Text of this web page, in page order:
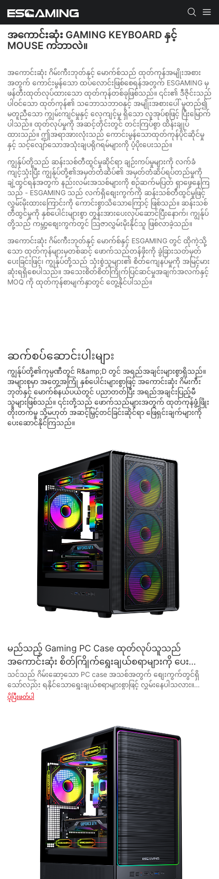
အကောင်းဆုံး GAMING KEYBOARD နှင့်
MOUSE ကဘာလဲ။
အကောင်းဆုံး ဂိမ်းကီးဘုတ်နှင့် မောက်စ်သည် ထုတ်ကုန်အမျိုးအစား
အတွက် ကောင်းမွန်သော ထပ်လောင်းဖြစ်စေရန်အတွက် ESGAMING မှ
ဖန်တီးထုတ်လုပ်ထားသော ထုတ်ကုန်တစ်ခုဖြစ်သည်။ ၎င်း၏ ဒီဇိုင်းသည်
ပါဝင်သော ထုတ်ကုန်၏ သဘောသဘာဝနှင့် အမျိုးအစားပေါ် မူတည်၍
မတူညီသော ကျွမ်းကျင်မှုနှင့် လေ့ကျင့်မှု ရှိသော လူအုပ်စုဖြင့် ပြီးမြောက်
ပါသည်။ ထုတ်လုပ်မှုကို အဆင့်တိုင်းတွင် တင်းကြပ်စွာ ထိန်းချုပ်
ထားသည်။ ဤအရာအားလုံးသည် ကောင်းမွန်သောထုတ်ကုန်ပိုင်ဆိုင်မှု
နှင့် သင့်လျော်သောအသုံးချပရိုဂရမ်များကို ပံ့ပိုးပေးသည်။
ကျွန်ုပ်တို့သည် ဆန်းသစ်တီထွင်မှုဆိုင်ရာ ချဉ်းကပ်မှုများကို လက်ခံ
ကျင့်သုံးပြီး ကျွန်ုပ်တို့၏အမှတ်တံဆိပ်၏ အမှတ်တံဆိပ်ရပ်တည်မှုကို
ချဲ့ထွင်ရန်အတွက် နည်းလမ်းအသစ်များကို စဉ်ဆက်မပြတ် ရှာဖွေနေကြ
သည် - ESGAMING သည် လက်ရှိစျေးကွက်ကို ဆန်းသစ်တီထွင်မှုဖြင့်
လွှမ်းမိုးထားကြောင်းကို ကောင်းစွာသိသောကြောင့် ဖြစ်သည်။ ဆန်းသစ်
တီထွင်မှုကို နှစ်ပေါင်းများစွာ တွန်းအားပေးလုပ်ဆောင်ပြီးနောက်၊ ကျွန်ုပ်
တို့သည် ကမ္ဘာ့စျေးကွက်တွင် သြဇာလွှမ်းမိုးနိုင်သူ ဖြစ်လာခဲ့သည်။
အကောင်းဆုံး ဂိမ်းကီးဘုတ်နှင့် မောက်စ်နှင့် ESGAMING တွင် ထိုကဲ့သို့
သော ထုတ်ကုန်များမှတစ်ဆင့် ဖောက်သည်တန်ဖိုးကို ခွဲခြားသတ်မှတ်
ပေးခြင်းဖြင့်၊ ကျွန်ုပ်တို့သည် သုံးစွဲသူများ၏ စိတ်ကျေနပ်မှုကို အမြင့်မား
ဆုံးရရှိစေပါသည်။ အသေးစိတ်စိတ်ကြိုက်ပြင်ဆင်မှုအချက်အလက်နှင့်
MOQ ကို ထုတ်ကုန်စာမျက်နှာတွင် တွေ့နိုင်ပါသည်။
ဆက်စပ်ဆောင်းပါးများ
ကျွန်ုပ်တို့၏ကုမ္ပဏီတွင် R&amp;D တွင် အရည်အချင်းများစွာရှိသည်။
အများစုမှာ အတွေ့အကြုံ နှစ်ပေါင်းများစွာဖြင့် အကောင်းဆုံး ဂိမ်းကီး
ဘုတ်နှင့် မောက်စ်နယ်ပယ်တွင် ပညာတတ်ပြီး အရည်အချင်းပြည့်မီ
သူများဖြစ်သည်။ ၎င်းတို့သည် ဖောက်သည်များအတွက် ထုတ်ကုန်ဖွံ့ဖြိုး
တိုးတက်မှု သို့မဟုတ် အဆင့်မြှင့်တင်ခြင်းဆိုင်ရာ ဖြေရှင်းချက်များကို
ပေးဆောင်နိုင်ကြသည်။
မည်သည့် Gaming PC Case ထုတ်လုပ်သူသည်
အကောင်းဆုံး စိတ်ကြိုက်ရွေးချယ်စရာများကို ပေး
ဆောင်သနည်း။
သင်သည် ဂိမ်းဆော့သော PC case အသစ်အတွက် စျေးကွက်တွင်ရှိသော်လည်း ရနိုင်သောရွေးချယ်စရာများစွာဖြင့် လွှမ်းနေပါသလား။ နောက်ထပ်မကြည့်ပါနဲ့! ဤဆောင်းပါးတွင်၊ မည်သည့်ဂိမ်းဆော့ကစား PC case ထုတ်လုပ်သူသည် သင်၏ သီးခြားလိုအပ်ချက်များနှင့် နှစ်သက်မှုများနှင့် ကိုက်ညီရန် အကောင်းဆုံး စိတ်ကြိုက်ရွေးချယ်စရာများကို ပေးဆောင်သည်ကို ကျွန်ုပ်တို့ ရှာဖွေလေ့လာပါသည်။ LED မီးအလင်းရောင်မှသည် tempered glass panels များအထိ၊ သင့်နောက်ထပ်တည်ဆောက်မှုအတွက် အသိဉာဏ်ဖြင့် ဆုံးဖြတ်ချက်တစ်ခုချနိုင်စေရန်အတွက် ကျွန်ုပ်တို့သည် စျေးကွက်ရှိ ထိပ်တန်းရွေးချယ်မှုများကို စူးစမ်းလေ့လာပါသည်။ အဆုံးစွန်သောဂိမ်းအတွေ့အကြုံအတွက် အကောင်းဆုံးရွေးချယ်စရာများကို ခွဲခြမ်းစိပ်ဖြာခြင်းဖြင့် ကျွန်ုပ်တို့နှင့်ပူးပေါင်းပါ။ - Gaming PC Case ထုတ်လုပ်သူများ၏ ခြုံငုံသုံးသပ်ချက် ဂိမ်းဆော့သော PC တစ်လုံးတည်ဆောက်ရာတွင် ထည့်သွင်းစဉ်းစားရမည့် အရေးကြီးဆုံးအစိတ်အပိုင်းတစ်ခုမှာ PC case ဖြစ်သည်။ Case သည် အတွင်းပိုင်း အစိတ်အပိုင်းများအားလုံးကို တည်ဆောက်ပေးရုံသာမက PC ၏ အလုံးစုံ လှပမှုနှင့် လုပ်ဆောင်နိုင်စွမ်းအတွက် အဓိကအခန်းကဏ္ဍမှ ပါဝင်ပါသည်။ စျေးကွက်တွင် ဂိမ်းဆော့သော PC case ထုတ်လုပ်သူ အများအပြားရှိသဖြင့်၊ အထူးသဖြင့် စိတ်ကြိုက်ရွေးချယ်မှုများသည် သင့်အတွက် ထိပ်တန်းဦးစားပေးဖြစ်လျှင် မှန်ကန်သောတစ်ခုကို ရွေးချယ်ရန် လွန်စွာခက်ခဲနိုင်သည်။ Gaming PC Case ထုတ်လုပ်သူများ၏ ခြုံငုံသုံးသပ်ချက် စိတ်ကြိုက်ရွေးချယ်စရာများစွာကို ပေးဆောင်သည့်အတွက် လူသိများသော ဂိမ်း PC case ထုတ်လုပ်သူအများအပြားရှိပါသည်။ လူကြိုက်အများဆုံးထုတ်လုပ်သူအချို့မှာ Corsair၊ NZXT၊ Thermaltake၊ Cooler Master နှင့် Phanteks တို့ ပါဝင်သည်။ ဤထုတ်လုပ်သူများသည် ၎င်းတို့၏ အရည်အသွေးမြင့် ထုတ်ကုန်များနှင့် ဆန်းသစ်သော ဒီဇိုင်းများကြောင့် လူသိများသော စက်မှုလုပ်ငန်းတွင် ခေါင်းဆောင်များအဖြစ် ၎င်းတို့ကိုယ်ကို ထူထောင်ခဲ့ကြသည်။ Corsair သည် ဂိမ်းကစားသူများအတွက် ဒီဇိုင်းထုတ်ထားသော case အမျိုးမျိုးကို ပေးဆောင်သည့် နာမည်ကြီး ဂိမ်းပီစီ အိတ်ထုတ်လုပ်သူဖြစ်သည်။ ၎င်းတို့၏ အိတ်များသည် ၎င်းတို့၏ ပြောင်မြောက်သော ဒီဇိုင်းများ၊ အရည်အသွေးမြင့် ဆောက်လုပ်ရေးနှင့် စိတ်ကြိုက်ပြင်ဆင်နိုင်သော လုပ်ဆောင်ချက်များကြောင့် လူသိများသည်။ Corsair အိတ်များသည် မကြာခဏ စိတ်ကြိုက်ဖန်သားပြင်များ ၊ RGB အလင်းရောင် နှင့် ကေဘယ် စီမံခန့်ခွဲမှုစနစ်များပါရှိသောကြောင့် အလွယ်တကူ စိတ်ကြိုက်ပြင်ဆင်နိုင်ပြီး စိတ်ကြိုက်ပြင်ဆင်နိုင်စေပါသည်။ NZXT သည် ၎င်းတို့၏ တမူထူးခြားသော ဒီဇိုင်းများနှင့် စိတ်ကြိုက်ပြင်ဆင်နိုင်သော ရွေးချယ်မှုများကြောင့် လူသိများသော နာမည်ကြီး ဂိမ်းပီစီအိတ်ထုတ်လုပ်သူဖြစ်သည်။ NZXT အိတ်များတွင် ကြိုတင်ထည့်သွင်းထားသော RGB အလင်းရောင်၊ ချိန်ညှိနိုင်သော ပန်ကာအမြန်နှုန်းများနှင့် စိတ်ကြိုက်ပြင်ဆင်နိုင်သော ကေဘယ်လမ်းကြောင်းဆိုင်ရာ ရွေးချယ်စရာများ ပါရှိသည်။ ၎င်းတို့၏ အိတ်များသည် ကောင်းမွန်ရုံသာမက သင့်အစိတ်အပိုင်းများအတွက် အကောင်းဆုံးလေ၀င်လေထွက်နှင့် အအေးပေးစွမ်းနိုင်စေရန် ဒီဇိုင်းထုတ်ထားပါသည်။ Thermaltake သည် ၎င်းတို့၏ ဆန်းသစ်သော ဒီဇိုင်းများနှင့် စိတ်ကြိုက်ပြင်ဆင်နိုင်သော လုပ်ဆောင်ချက်များကြောင့် လူသိများသော ဂိမ်းပီစီအိတ်ထုတ်လုပ်သူဖြစ်သည်။ ၎င်းတို့၏ အိတ်များသည် တပ်ဆင်ထားသော ရေအေးပေးစနစ်၊ မော်ဂျူလာဒရိုက်အိတ်များနှင့် စိတ်ကြိုက်ပြင်ဆင်နိုင်သော ရှေ့အကန့်များ ပါရှိသည်။ Thermaltake Case များသည် ဂိမ်းကစားသူများကြားတွင် ရေပန်းစားသော ရွေးချယ်မှုတစ်ခုအဖြစ် လုပ်ဆောင်ချက်နှင့် အလှအပဆိုင်ရာ နှစ်မျိုးလုံးအတွက် ဒီဇိုင်းထုတ်ထားပါသည်။ Cooler Master သည် ၎င်းတို့၏ တာရှည်ခံပြီး စွမ်းဆောင်ရည်မြင့်မားသော အိတ်များဖြင့် လူသိများသော လုပ်ငန်းနယ်ပယ်တွင် နှစ်ပေါင်းများစွာ လုပ်ကိုင်လာခဲ့သည့် ဂိမ်းပီစီအိတ်ထုတ်လုပ်သူဖြစ်သည်။ ၎င်းတို့၏ကိစ္စများတွင် စိတ်ကြိုက်ပြင်ဆင်နိုင်သော ပန်ကာနေရာများ၊ ဖြုတ်တပ်နိုင်သော ဖုန်မှုန့်စစ်ထုတ်မှုများနှင့် မော်ဂျူလာအတွင်းပိုင်းအပြင်အဆင်များပါရှိသည်။ Cooler Master အိတ်များသည် ဂိမ်းကစားသူများကို ၎င်းတို့၏လိုအပ်ချက်များနှင့်ကိုက်ညီစေရန် ၎င်းတို့၏တည်ဆောက်မှုကို စိတ်ကြိုက်ပြင်ဆင်ရန် လိုက်လျောညီထွေဖြစ်စေရန် ဒီဇိုင်းထုတ်ထားသည်။ Phanteks သည် gaming PC case နယ်ပယ်တွင် ဆွေမျိုးပေါက်ဖော်အသစ်တစ်ဦးဖြစ်သော်လည်း ၎င်းတို့၏ ဆန်းသစ်သောဒီဇိုင်းများနှင့် စိတ်ကြိုက်ပြင်ဆင်နိုင်သော ရွေးချယ်မှုများဖြင့် ၎င်းတို့အတွက် လျင်မြန်စွာ နာမည်တစ်ခုပေးခဲ့သည်။ ၎င်းတို့၏ ကိစ္စများတွင် မော်ဂျူလာအတွင်းပိုင်း အပြင်အဆင်များ၊ ကိရိယာနည်းသော တပ်ဆင်မှုအင်္ဂါရပ်များနှင့် ကြိုတင်ထည့်သွင်းထားသည့် RGB အလင်းရောင်များဖြင့် မကြာခဏ လာတတ်သည်။ Phanteks အိတ်များသည် စွယ်စုံရနှင့် စိတ်ကြိုက်ပြင်ဆင်ရန် လွယ်ကူစေရန် ဒီဇိုင်းထုတ်ထားပြီး ထူးခြားသောတည်ဆောက်မှုကို ရှာဖွေနေသည့် ဂိမ်းကစားသူများကြားတွင် ရေပန်းစားသော ရွေးချယ်မှုတစ်ခု ဖြစ်လာစေသည်။ ယေဘုယျအားဖြင့်၊ အကောင်းဆုံး စိတ်ကြိုက်ရွေးချယ်စရာများကို ပေးဆောင်သည့် ဂိမ်းပီစီအိတ်ထုတ်လုပ်သူအား ရွေးချယ်သည့်အခါ၊ ၎င်းသည် နောက်ဆုံးတွင် ကိုယ်ပိုင်စိတ်ကြိုက်နှင့် ဘတ်ဂျက်မှ ဆင်းသက်လာသည်။ ဤထုတ်လုပ်သူတိုင်းတွင် ၎င်း၏ကိုယ်ပိုင်ထူးခြားသောအင်္ဂါရပ်များနှင့် ဒီဇိုင်းများပါရှိသောကြောင့် သင်၏သုတေသနပြုလုပ်ပြီး သင့်လိုအပ်ချက်နှင့်စတိုင်နှင့်အကိုက်ညီဆုံးသော case ကိုရွေးချယ်ရန် အရေးကြီးပါသည်။ RGB အလင်းရောင်ပါသော ပေါ့ပါးပြီး ခေတ်မီသော ကာဗာကို ရှာဖွေနေသည်ဖြစ်စေ၊ အကောင်းဆုံး အအေးခံမှုဖြင့် ပိုမို ရိုးရာနှင့် လုပ်ဆောင်နိုင်သော ကာဗာကို ရှာဖွေနေသည်ဖြစ်စေ သင့်အတွက် ဂိမ်းကစားနိုင်သော PC Case ထုတ်လုပ်သူ ရှိပါသည်။ - စိတ်ကြိုက်ရွေးချယ်စရာများကို နှိုင်းယှဉ်ခြင်း။ ဂိမ်းဆော့သော PC တစ်ခုကို တည်ဆောက်ရာတွင် ဂိမ်းကစားသူများ လုပ်ဆောင်ရန် အရေးကြီးဆုံး ဆုံးဖြတ်ချက်တစ်ခုမှာ မှန်ကန်သော PC Case ကို ရွေးချယ်ခြင်းဖြစ်သည်။ PC case သည် gaming rig ၏ အစိတ်အပိုင်းများအားလုံးကို တပ်ဆင်ပေးရုံသာမကဘဲ setup ၏ အလုံးစုံ လှပမှုနှင့် လုပ်ဆောင်နိုင်စွမ်းအတွက် အရေးပါသော အခန်းကဏ္ဍမှ ပါဝင်ပါသည်။ ဂိမ်းဆော့သော PC case ထုတ်လုပ်သူအများအပြားသည် စိတ်ကြိုက်ရွေးချယ်စရာများစွာကို ပေးဆောင်ခြင်းဖြင့်၊ ၎င်းသည် မည်သည့်အရာကို တွဲရမည်ကို ဆုံးဖြတ်ရန် ခက်ခဲနိုင်သည်။ ဤဆောင်းပါးတွင်၊ သင့်အား အသိပေးဆုံးဖြတ်ချက်တစ်ခုချရာတွင် အထောက်အကူဖြစ်စေရန်အတွက် ထိပ်တန်းဂိမ်း PC case ထုတ်လုပ်သူအချို့မှ ပေးဆောင်ထားသော စိတ်ကြိုက်ရွေးချယ်စရာများကို နှိုင်းယှဉ်ပါမည်။ Corsair သည် ၎င်း၏ အရည်အသွေးမြင့် ထုတ်ကုန်များနှင့် ကျယ်ပြန့်သော စိတ်ကြိုက်ရွေးချယ်မှုများကြောင့် လူသိများသော ထိပ်တန်းဂိမ်း PC အိတ်ထုတ်လုပ်သူဖြစ်သည်။ Corsair ကို ၎င်း၏ပြိုင်ဘက်များနှင့် ခွဲခြားသတ်မှတ်ပေးသည့် အဓိကအင်္ဂါရပ်များထဲမှတစ်ခုမှာ ၎င်း၏ ကျယ်ပြန့်သော အရွယ်အစားနှင့် ပုံစံများဖြစ်သည်။ ကျစ်လစ်သော Mini-ITX အိတ် သို့မဟုတ် တာဝါအပြည့်အဖုံးကို သင်နှစ်သက်သည်ဖြစ်စေ Corsair တွင် သင့်လိုအပ်ချက်များနှင့် ကိုက်ညီမည့် case ရှိသည်။ မတူညီသောအရွယ်အစားများအပြင်၊ Corsair သည် ဂိမ်းကစားသူများအတွက် ၎င်းတို့၏ rig ကို စိတ်ကြိုက်ပြင်ဆင်နိုင်စေရန်အတွက် အရောင်ရွေးချယ်မှုများနှင့် စိတ်ကြိုက်ပြင်ဆင်နိုင်သော RGB အလင်းရောင်သက်ရောက်မှုမျိုးစုံကို ပေးဆောင်ပေးပါသည်။ နောက်ထပ် လူကြိုက်များသော ဂိမ်းပီစီအိတ်ထုတ်လုပ်သူမှာ ၎င်း၏ပြောင်မြောက်ပြီး ခေတ်မီသော ဒီဇိုင်းများကြောင့် လူသိများသော NZXT ဖြစ်သည်။ NZXT သည် မတူညီသော case ပစ္စည်းများနှင့် အပြီးသတ်မှုများအပါအဝင် စိတ်ကြိုက်ပြင်ဆင်မှုရွေးချယ်စရာများစွာကို ပေးဆောင်ထားပြီး case တွင် စိတ်ကြိုက်ဂရပ်ဖစ် သို့မဟုတ် လိုဂိုများကို ထည့်နိုင်သည်။ NZXT သည် ကြိုတင်ထည့်သွင်းထားသည့် RGB အလင်းရောင်နှင့် ပန်ကာများကို ပေးဆောင်ထားပြီး ဂိမ်းကစားသူများအတွက် အပိုအပိုပစ္စည်းများကို ဝယ်ယူစရာမလိုဘဲ အမြင်အာရုံဖြင့် ရင်သပ်ရှုမောဖွယ် စနစ်ထည့်သွင်းမှုကို ရရှိစေရန် လွယ်ကူစေသည်။ In Win သည် ၎င်း၏ထူးခြားဆန်းသစ်သော ဒီဇိုင်းများကြောင့် မကြာသေးမီနှစ်များအတွင်း လူကြိုက်များလာခဲ့သည့် ဂိမ်းကစားနည်း PC case ထုတ်လုပ်သူဖြစ်သည်။ Win တွင် tempered glass panels များ၊ modular အစိတ်အပိုင်းများနှင့် စိတ်ကြိုက်ပြင်ဆင်နိုင်သော RGB lighting effects များအပါအဝင် စိတ်ကြိုက်ပြင်ဆင်နိုင်သောရွေးချယ်စရာအကွာအဝေးကို ပေးထားပါသည်။ Win case များတွင် ၎င်းတို့၏ အနာဂတ်နှင့် avant-garde အလှတရားကြောင့် လူသိများပြီး လူစုလူဝေးမှ ပေါ်လွင်လိုသော ဂိမ်းကစားသူများကြားတွင် ရေပန်းစားသော ရွေးချယ်မှုတစ်ခု ဖြစ်လာသည်။ စိတ်ကြိုက်ရွေးချယ်စရာများနှင့်ပတ်သက်လာလျှင် Thermaltake သည် ထင်ရှားပေါ်လွင်သော အခြားဂိမ်းကစားနိုင်သော PC case ထုတ်လုပ်သူဖြစ်သည်။ Thermaltake သည် ကျယ်ပြန့်သော case အရွယ်အစားနှင့် စတိုင်များအပြင် စိတ်ကြိုက်ပြင်ဆင်နိုင်သော RGB အလင်းရောင်ရွေးချယ်စရာများကို ပေးပါသည်။ Thermaltake case ၏ အဓိကအင်္ဂါရပ်များထဲမှတစ်ခုမှာ အမှုတွဲအသစ်တွင် ရင်းနှီးမြှုပ်နှံရန်မလိုဘဲ ဂိမ်းကစားသူများသည် အစိတ်အပိုင်းများကို အလွယ်တကူ လဲလှယ်ရန် သို့မဟုတ် ၎င်းတို့၏ setup ကို အဆင့်မြှင့်နိုင်စေသည့် ၎င်းတို့၏ မော်ဂျူလာဒီဇိုင်းဖြစ်သည်။ ယေဘုယျအားဖြင့်၊ စိတ်ကြိုက်ရွေးချယ်စရာများနှင့် ပတ်သက်လာလျှင် ဤဂိမ်းဆော့သော PC case ထုတ်လုပ်သူအားလုံးသည် ဂိမ်းကစားသူတိုင်း၏ စိတ်ကြိုက်ရွေးချယ်မှုများနှင့် ကိုက်ညီစေရန် ရွေးချယ်စရာများစွာကို ပေးဆောင်ပါသည်။ ပေါ့ပါးပြီး ခေတ်မီသော ဒီဇိုင်း၊ အနာဂတ်ဆန်သော နှင့် avant-garde အလှဗေဒ သို့မဟုတ် နည်းပညာမြင့်ပြီး စိတ်ကြိုက်ပြင်ဆင်မှုစနစ်ကို နှစ်သက်သည်ဖြစ်စေ သင့်လိုအပ်ချက်များကို ဖြည့်ဆည်းပေးမည့် ဂိမ်းပီစီအိတ်ထုတ်လုပ်သူ ရှိပါသည်။ အဆုံးစွန်အားဖြင့်၊ သင့်အတွက် အကောင်းဆုံး ဂိမ်းကစားနိုင်သော PC case ထုတ်လုပ်သူသည် သင့်ကိုယ်ပိုင်စတိုင်၊ ဘတ်ဂျက်နှင့် သင့်အတွက် အရေးကြီးဆုံးသော သီးခြားအင်္ဂါရပ်များပေါ်တွင် မူတည်ပါသည်။ - ထုတ်လုပ်သူရွေးချယ်ရာတွင် ထည့်သွင်းစဉ်းစားရမည့်အချက်များ သင်၏ကိုယ်ပိုင်ဂိမ်း PC ကိုတည်ဆောက်ရာတွင်ထည့်သွင်းစဉ်းစားရန်အရေးကြီးဆုံးအစိတ်အပိုင်းတစ်ခုဖြစ်သည်။ Case သည် သင်၏တန်ဖိုးရှိသော ဟာ့ဒ်ဝဲအားလုံးကို ဆောင်ထားရုံသာမက၊ သင်၏တပ်ဆင်မှု၏ အလုံးစုံလှပမှုနှင့် လုပ်ဆောင်နိုင်စွမ်းများတွင်လည်း အဓိကအခန်းကဏ္ဍမှ ပါဝင်ပါသည်။ စျေးကွက်တွင် gaming PC case ထုတ်လုပ်သူ အများအပြားရှိသဖြင့် မှန်ကန်သောတစ်ခုကို ရွေးချယ်ခြင်းသည် ခဲယဉ်းသည့်အလုပ်တစ်ခုဖြစ်သည်။ ဤဆောင်းပါးတွင်၊ သင်၏ ဂိမ်း PC case အတွက် အကောင်းဆုံး စိတ်ကြိုက်ရွေးချယ်မှုများကို ပေးဆောင်သည့် ထုတ်လုပ်သူအား ရွေးချယ်ရာတွင် ထည့်သွင်းစဉ်းစားရမည့်အချက်များကို ဆွေးနွေးပါမည်။ Gaming PC Case ထုတ်လုပ်သူရွေးချယ်ရာတွင် ပထမဆုံးထည့်သွင်းစဉ်းစားရမည့်အချက်မှာ ၎င်းတို့ကမ်းလှမ်းသည့် စိတ်ကြိုက်ပြင်ဆင်မှုအဆင့်ဖြစ်သည်။ အချို့သောထုတ်လုပ်သူများသည် ကာဗာ၏အပြင်ပိုင်းကို စိတ်ကြိုက်ပြင်ဆင်ရန်အတွက် အမျိုးမျိုးသောအရောင်အစီအစဥ်များ၊ tempered glass panels နှင့် RGB အလင်းရောင်များကဲ့သို့သော ရွေးချယ်စရာများစွာကို ပေးပါသည်။ အခြားသူများသည် ကန့်သတ်ချက်ရှိသော စိတ်ကြိုက်ရွေးချယ်ခွင့်များကို ပေးဆောင်နိုင်သော်လည်း အရည်အသွေးမြင့်ပစ္စည်းများနှင့် ဆောက်လုပ်ရေးကို အာရုံစိုက်ပါ။ ထည့်သွင်းစဉ်းစားရန် နောက်ထပ်အရေးကြီးသည့်အချက်မှာ အမှု၏အရွယ်အစားနှင့် လိုက်ဖက်ညီမှုဖြစ်သည်။ ကိစ္စရပ်များအားလုံးကို ညီတူညီမျှ ဖန်တီးထားခြင်းမဟုတ်ပါ၊ ကွဲပြားခြားနားသော မားသားဘုတ်အရွယ်အစားများ၊ အအေးပေးရွေးချယ်မှုများနှင့် ဂရပ်ဖစ်ကတ်အရှည်များကို လိုက်လျောညီထွေဖြစ်စေရန်အတွက် အရွယ်အစားအမျိုးမျိုးကို ပေးဆောင်သည့် ထုတ်လုပ်သူအား ရွေးချယ်ရန် အရေးကြီးပါသည်။ ထို့အပြင်၊ သင်သည် သင်၏ gaming PC တွင် သင်ပြုလုပ်လိုသော အနာဂတ် အဆင့်မြှင့်တင်မှုများနှင့် ကိုက်ညီမှုရှိမရှိ သေချာစေ လိုမည်ဖြစ်သည်။ စိတ်ကြိုက်ရွေးချယ်စရာများနှင့် လိုက်ဖက်ညီမှုအပြင်၊ ဂိမ်း PC case ထုတ်လုပ်သူ၏ အလုံးစုံအရည်အသွေးနှင့် ဂုဏ်သတင်းကိုလည်း ထည့်သွင်းစဉ်းစားရန် အရေးကြီးပါသည်။ ၎င်းတို့၏ ထုတ်ကုန်များ၏ အရည်အသွေးနှင့် ဖောက်သည်ဝန်ဆောင်မှုဆိုင်ရာ အကြံဥာဏ်များရရှိရန် အခြားဖောက်သည်များထံမှ သုံးသပ်ချက်များနှင့် သက်သေခံခ
ပိုပြီးဖတ်ပါ